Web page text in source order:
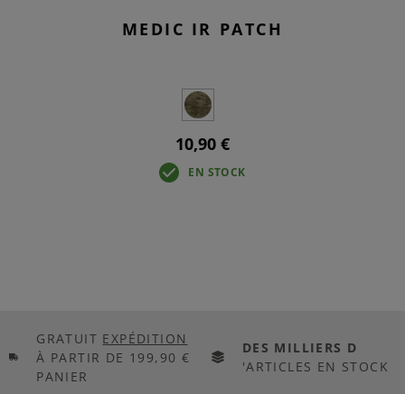
MEDIC IR PATCH
10,90 €
EN STOCK
GRATUIT EXPÉDITION
À PARTIR DE 199,90 €
PANIER
DES MILLIERS D
'ARTICLES EN STOCK